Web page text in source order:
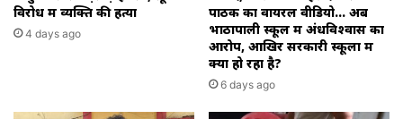
प्रवेश
करने
ने
विरोध में व्यक्ति की हत्या
4 days ago
पाठक का वायरल वीडियो… अब
भाठापाली स्कूल में अंधविश्वास का
आरोप, आखिर सरकारी स्कूलों में
क्या हो रहा है?
6 days ago